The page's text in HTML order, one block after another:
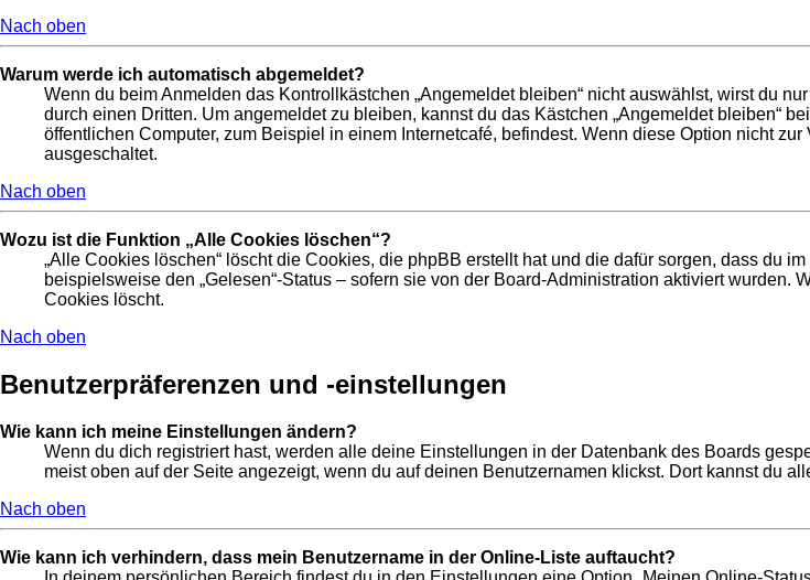
Nach oben
Warum werde ich automatisch abgemeldet?
Wenn du beim Anmelden das Kontrollkästchen „Angemeldet bleiben“ nicht auswählst, wirst du
durch einen Dritten. Um angemeldet zu bleiben, kannst du das Kästchen „Angemeldet bleiben“
öffentlichen Computer, zum Beispiel in einem Internetcafé, befindest. Wenn diese Option nicht
ausgeschaltet.
Nach oben
Wozu ist die Funktion „Alle Cookies löschen“?
„Alle Cookies löschen“ löscht die Cookies, die phpBB erstellt hat und die dafür sorgen, dass du
beispielsweise den „Gelesen“-Status – sofern sie von der Board-Administration aktiviert
Cookies löscht.
Nach oben
Benutzerpräferenzen und -einstellungen
Wie kann ich meine Einstellungen ändern?
Wenn du dich registriert hast, werden alle deine Einstellungen in der Datenbank des Boards
meist oben auf der Seite angezeigt, wenn du auf deinen Benutzernamen klickst. Dort kannst du
Nach oben
Wie kann ich verhindern, dass mein Benutzername in der Online-Liste auftaucht?